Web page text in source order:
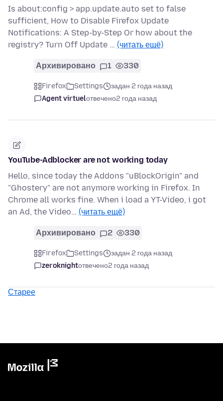
Is about:config > app.update.auto set to false
sufficient, How to Disable Firefox Update
Notifications: A Step-by-Step Or how about the
registry? Turn Off Update … (читать ещё)
Архивировано 1 330
Firefox Settings
задан 2 года назад
Agent virtuelотвечено2 года назад
YouTube-Adblocker are not working today
Hello, since today the Addons "uBlockOrigin" and
"Ghostery" are not anymore working in Firefox. In
Chrome all works fine. When i load a YT-Video, i got
an Ad, the Video… (читать ещё)
Архивировано 2 330
Firefox Settings
задан 2 года назад
zeroknightотвечено2 года назад
Старее